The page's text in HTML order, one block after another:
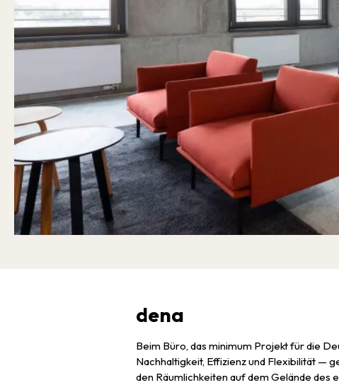
dena
Beim Büro, das minimum Projekt für die
Nachhaltigkeit, Effizienz und Flexibilität —
den Räumlichkeiten auf dem Gelände des